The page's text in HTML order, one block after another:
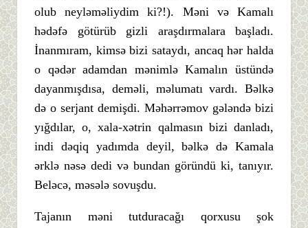
olub neyləməliydim ki?!). Məni və Kamalı
hədəfə götürüb gizli araşdırmalara başladı.
İnanmıram, kimsə bizi sataydı, ancaq hər halda
o qədər adamdan mənimlə Kamalın üstündə
dayanmışdısa, deməli, məlumatı vardı. Bəlkə
də o serjant demişdi. Məhərrəmov gələndə bizi
yığdılar, o, xala-xətrin qalmasın bizi danladı,
indi dəqiq yadımda deyil, bəlkə də Kamala
ərklə nəsə dedi və bundan göründü ki, tanıyır.
Beləcə, məsələ sovuşdu.
Tajanın məni tutduracağı qorxusu şok